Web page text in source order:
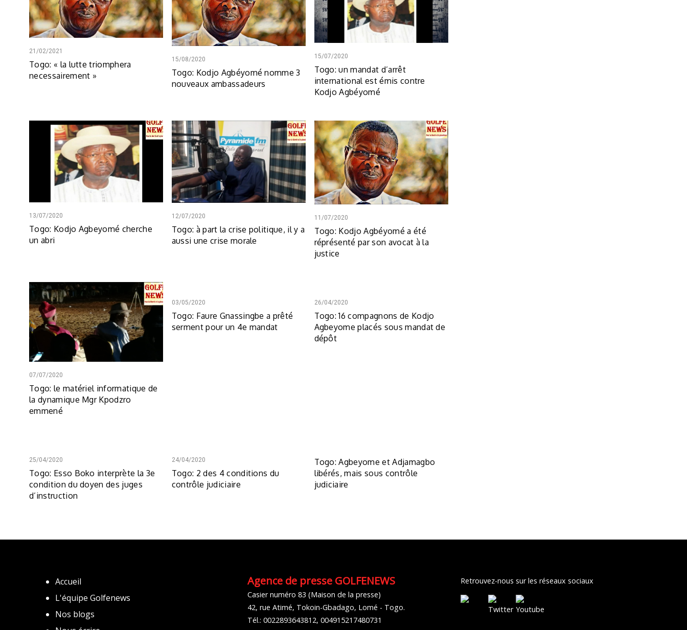
21/02/2021
Togo: « la lutte triomphera
necessairement »
15/08/2020
Togo: Kodjo Agbéyomé nomme 3
nouveaux ambassadeurs
15/07/2020
Togo: un mandat d’arrêt
international est émis contre
Kodjo Agbéyomé
13/07/2020
Togo: Kodjo Agbeyomé cherche
un abri
12/07/2020
Togo: à part la crise politique, il y a
aussi une crise morale
11/07/2020
Togo: Kodjo Agbéyomé a été
réprésenté par son avocat à la
justice
07/07/2020
Togo: le matériel informatique de
la dynamique Mgr Kpodzro
emmené
03/05/2020
Togo: Faure Gnassingbe a prêté
serment pour un 4e mandat
26/04/2020
Togo: 16 compagnons de Kodjo
Agbeyome placés sous mandat de
dépôt
25/04/2020
Togo: Esso Boko interprète la 3e
condition du doyen des juges
d’instruction
24/04/2020
Togo: 2 des 4 conditions du
contrôle judiciaire
Togo: Agbeyome et Adjamagbo
libérés, mais sous contrôle
judiciaire
Accueil
L'équipe Golfenews
Nos blogs
Agence de presse GOLFENEWS
Casier numéro 83 (Maison de la presse)
42, rue Atimé, Tokoin-Gbadago, Lomé - Togo.
Tél.: 0022893643812, 004915217480731
Retrouvez-nous sur les réseaux sociaux